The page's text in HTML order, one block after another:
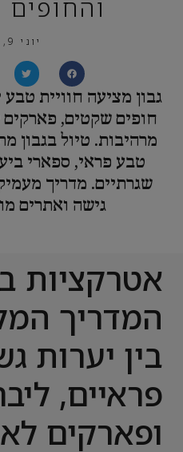
יוני 9, 2026
גבון מציעה חוויית
חופים שקטים, פארקים
מרהיבות. טיול בגבון
טבע פראי, ספארי
שגרתיים. מדריך
גישה ואתרים
אטרקציות
המדריך
בין יערות
פראיים,
ופארקים